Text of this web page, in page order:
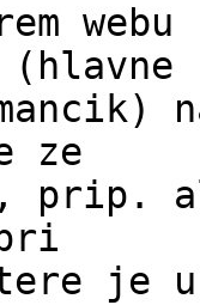
ze
prip.
je